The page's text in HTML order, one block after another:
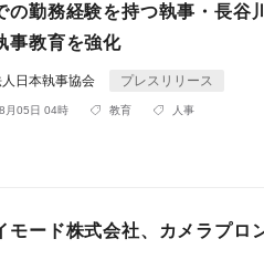
の勤務経験を持つ執事・長
事教育を強化
日本執事協会 プレスリリース
月05日 04時 教育 人事
モード株式会社、カメラプロ